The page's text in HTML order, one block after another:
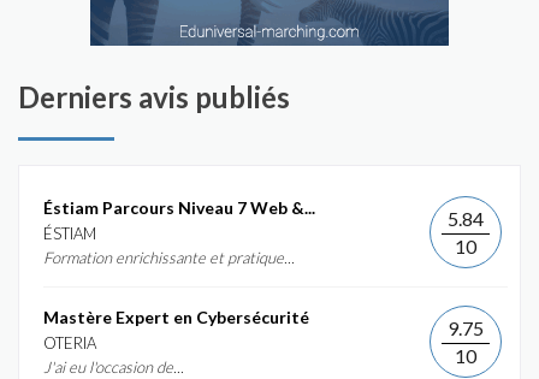
Derniers avis publiés
Éstiam Parcours Niveau 7 Web &...
ÉSTIAM
Formation enrichissante et pratique...
5.84
10
Mastère Expert en Cybersécurité
OTERIA
J'ai eu l'occasion de...
9.75
10